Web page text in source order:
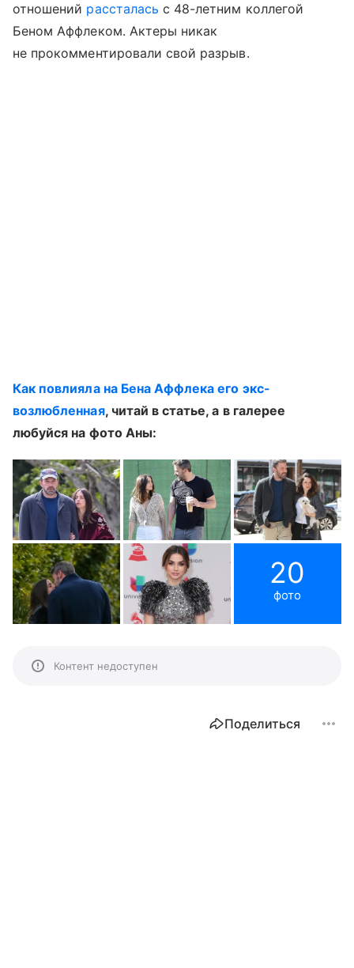
отношений рассталась с 48-летним коллегой
Беном Аффлеком. Актеры никак
не прокомментировали свой разрыв.
Как повлияла на Бена Аффлека его экс-
возлюбленная, читай в статье, а в галерее
любуйся на фото Аны:
20
фото
Контент недоступен
Поделиться